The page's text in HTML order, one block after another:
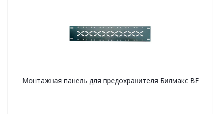
Монтажная панель для предохранителя Билмакс BF